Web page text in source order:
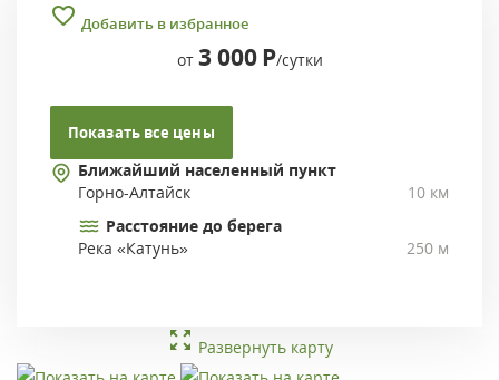
Добавить в избранное
от 3 000 Р/сутки
Показать все цены
Ближайший населенный пункт
Горно-Алтайск
10 км
Расстояние до берега
Река «Катунь»
250 м
Развернуть карту